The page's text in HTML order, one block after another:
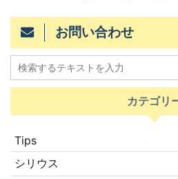
お問い合わせ
カテゴリ
Tips
シリウス